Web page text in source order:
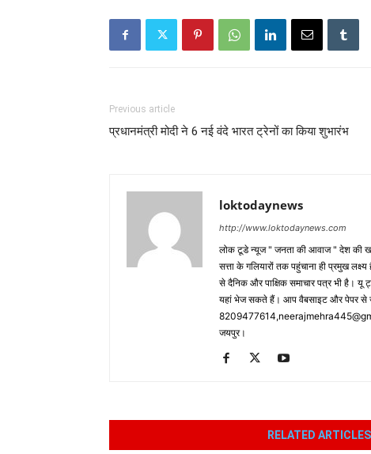
Previous article
प्रधानमंत्री मोदी ने 6 नई वंदे भारत ट्रेनों का किया शुभारंभ
loktodaynews
http://www.loktodaynews.com
लोक टूडे न्यूज " जनता की आवाज " देश की
सत्ता के गलियारों तक पहुंचाना ही प्रमुख
से दैनिक और पाक्षिक समाचार पत्र भी है।
यहां भेज सकते हैं। आप वैबसाइट और पेपर
जयपुर।
RELATED ARTICLES